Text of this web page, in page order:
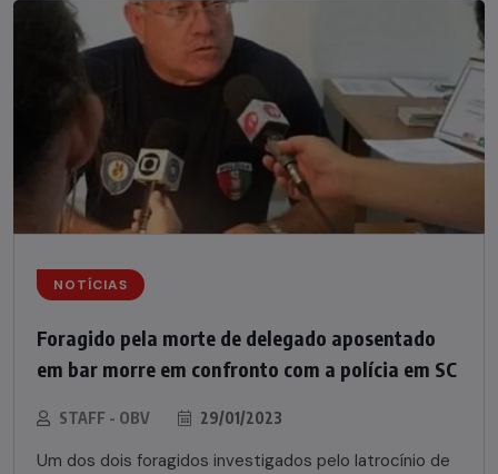
NOTÍCIAS
Foragido pela morte de delegado aposentado
em bar morre em confronto com a polícia em SC
STAFF - OBV 29/01/2023
Um dos dois foragidos investigados pelo latrocínio de